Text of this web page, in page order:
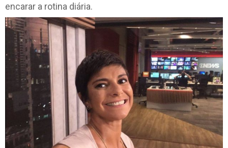
encarar a rotina diária.